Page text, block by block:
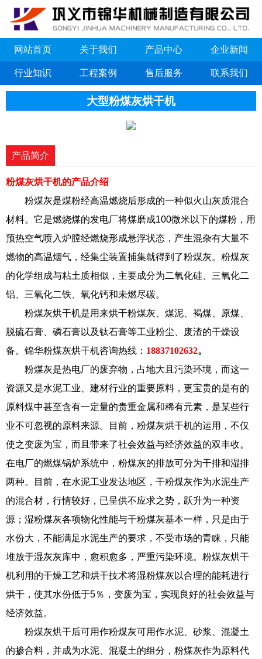
网站首页 关于我们 产品中心 企业新闻
行业知识 工程案例 售后服务 联系我们
大型粉煤灰烘干机
产品简介
粉煤灰烘干机的产品介绍
粉煤灰是煤粉经高温燃烧后形成的一种似火山灰质混合
材料。它是燃烧煤的发电厂将煤磨成100微米以下的煤粉，用
预热空气喷入炉膛经燃烧形成悬浮状态，产生混杂有大量不
燃物的高温烟气，经集尘装置捕集就得到了粉煤灰。粉煤灰
的化学组成与粘土质相似，主要成分为二氧化硅、三氧化二
铝、三氧化二铁、氧化钙和未燃尽碳。
粉煤灰烘干机是用来烘干粉煤灰、煤泥、褐煤、原煤、
脱硫石膏、磷石膏以及钛石膏等工业粉尘、废渣的干燥设
备。锦华粉煤灰烘干机咨询热线： 18837102632。
粉煤灰是热电厂的废弃物，占地大且污染环境，而这一
资源又是水泥工业、建材行业的重要原料，更宝贵的是有的
原料煤中甚至含有一定量的贵重金属和稀有元素，是某些行
业不可忽视的原料来源。目前，粉煤灰烘干机的运用，不仅
使之变废为宝，而且带来了社会效益与经济效益的双丰收。
在电厂的燃煤锅炉系统中，粉煤灰的排放可分为干排和湿排
两种。目前，在水泥工业发达地区，干粉煤灰作为水泥生产
的混合材，行情较好，已呈供不应求之势，跃升为一种资
源；湿粉煤灰各项物化性能与干粉煤灰基本一样，只是由于
水份大，不能满足水泥生产的要求，不受市场的青睐，只能
堆放于湿灰灰库中，愈积愈多，严重污染环境。粉煤灰烘干
机利用的干燥工艺和烘干技术将湿粉煤灰以合理的能耗进行
烘干，使其水份低于5％，变废为宝，实现良好的社会效益与
经济效益。
粉煤灰烘干后可用作粉煤灰可用作水泥、砂浆、混凝土
的掺合料，并成为水泥、混凝土的组分，粉煤灰作为原料代